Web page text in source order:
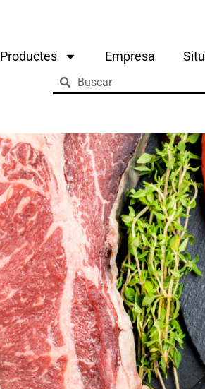
Productes Empresa